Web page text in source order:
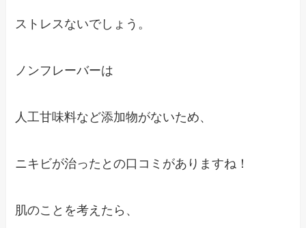
ストレスないでしょう。
ノンフレーバーは
人工甘味料など添加物がないため、
ニキビが治ったとの口コミがありますね！
肌のことを考えたら、